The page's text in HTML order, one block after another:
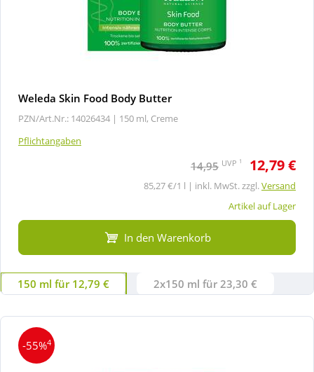
Weleda Skin Food Body Butter
PZN/Art.Nr.: 14026434 | 150 ml, Creme
Pflichtangaben
14,95 UVP 1 12,79 €
85,27 €/1 l | inkl. MwSt. zzgl.Versand
Artikel auf Lager
In den Warenkorb
150 ml für 12,79 € 2x150 ml für 23,30 €
-55%4